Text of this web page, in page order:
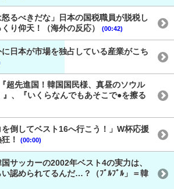
るべきだな」日本の国税職員が脱税し
り仰天！（海外の反応）
(00:42)
日本が市場を独占している産業がこち
先進国！韓国国民様、真昼のソウル
、『いくらなんでもあそこで●を擦る
倒してベスト16へ行こう！」W杯応援
！
(00:00)
サッカーの2002年ベスト4の実力は、
認められてるんだ…？（ﾌﾞﾙﾌﾞﾙ」＝韓